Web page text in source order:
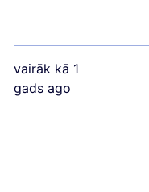
vairāk kā 1
gads ago